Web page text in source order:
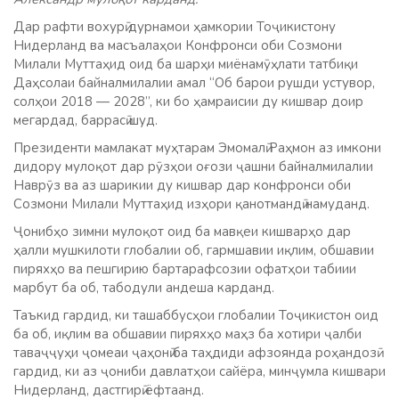
Дар рафти вохурӣ дурнамои ҳамкории Тоҷикистону
Нидерланд ва масъалаҳои Конфронси оби Созмони
Милали Муттаҳид оид ба шарҳи миёнамӯҳлати татбиқи
Даҳсолаи байналмилалии амал “Об барои рушди устувор,
солҳои 2018 — 2028”, ки бо ҳамраисии ду кишвар доир
мегардад, баррасӣ шуд.
Президенти мамлакат муҳтарам Эмомалӣ Раҳмон аз имкони
дидору мулоқот дар рӯзҳои оғози ҷашни байналмилалии
Наврӯз ва аз шарикии ду кишвар дар конфронси оби
Созмони Милали Муттаҳид изҳори қанотмандӣ намуданд.
Ҷонибҳо зимни мулоқот оид ба мавқеи кишварҳо дар
ҳалли мушкилоти глобалии об, гармшавии иқлим, обшавии
пиряхҳо ва пешгирию бартарафсозии офатҳои табиии
марбут ба об, табодули андеша карданд.
Таъкид гардид, ки ташаббусҳои глобалии Тоҷикистон оид
ба об, иқлим ва обшавии пиряхҳо маҳз ба хотири ҷалби
таваҷҷуҳи ҷомеаи ҷаҳонӣ ба таҳдиди афзоянда роҳандозӣ
гардид, ки аз ҷониби давлатҳои сайёра, минҷумла кишвари
Нидерланд, дастгирӣ ёфтаанд.